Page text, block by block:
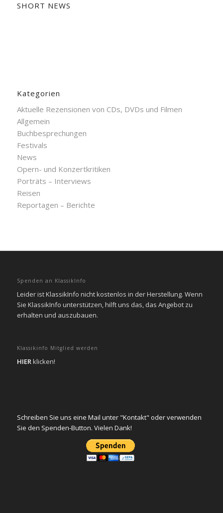
SHORT NEWS
Kategorien
Aktuelle Rezensionen von CDs, DVDs und Filmen
Allgemein
Buchbesprechungen
Festivals
News
Opern- und Konzertkritiken
Porträts – Interviews
Reisen
Reportagen – Berichte
Spenden an KlassikInfo
Leider ist KlassikInfo nicht kostenlos in der Herstellung. Wenn
Sie KlassikInfo unterstützen, hilft uns das, das Angebot zu
erhalten und auszubauen.
Klassikinfo Mitglied werden
HIERklicken!
Schreiben Sie uns eine Mail unter "Kontakt" oder verwenden
Sie den Spenden-Button. Vielen Dank!